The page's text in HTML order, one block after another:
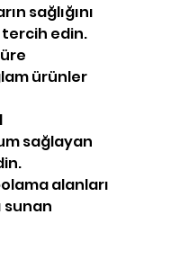
sağlığını
edin.
ürünler
sağlayan
alanları
sunan